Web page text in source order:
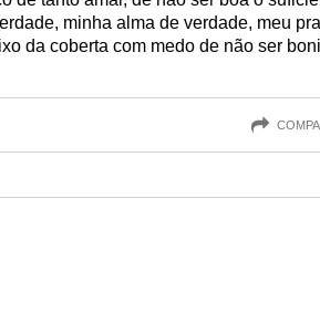
minha alma de verdade, meu
da coberta com medo de não ser